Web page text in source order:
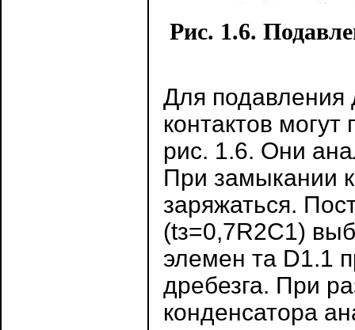
Рис. 1.6.
Для подавления
контактов
рис. 1.6. Они
При замыкании
заряжаться.
(tз=0,7R2С1)
элемен та D1.1
дребезга. При
конденсатора